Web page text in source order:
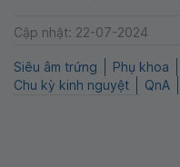
Cập nhật: 22-07-2024
Siêu âm trứng Phụ khoa
Chu kỳ kinh nguyệt
QnA